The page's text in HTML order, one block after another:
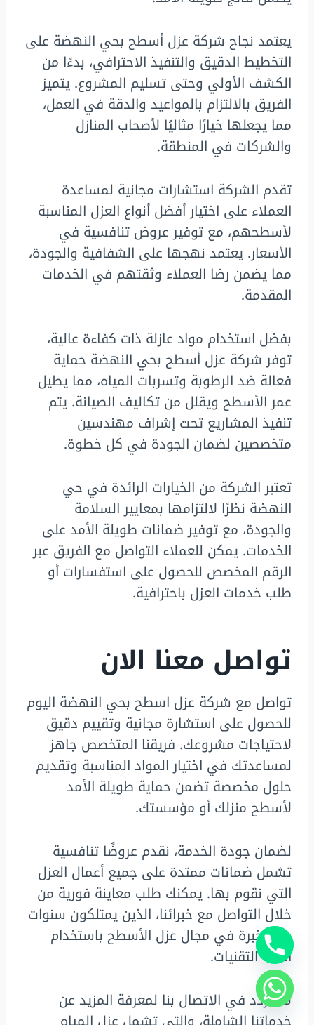
يعتمد نجاح شركة عزل أسطح بحي النهضة على
التخطيط الدقيق والتنفيذ الاحترافي، بدءًا من
الكشف الأولي وحتى تسليم المشروع. يتميز
الفريق بالالتزام بالمواعيد والدقة في العمل،
مما يجعلها خيارًا مثاليًا لأصحاب المنازل
والشركات في المنطقة.
تقدم الشركة استشارات مجانية لمساعدة
العملاء على اختيار أفضل أنواع العزل المناسبة
لأسطحهم، مع توفير عروض تنافسية في
الأسعار. يعتمد نهجها على الشفافية والجودة،
مما يضمن رضا العملاء وثقتهم في الخدمات
المقدمة.
بفضل استخدام مواد عازلة ذات كفاءة عالية،
توفر شركة عزل أسطح بحي النهضة حماية
فعالة ضد الرطوبة وتسربات المياه، مما يطيل
عمر الأسطح ويقلل من تكاليف الصيانة. يتم
تنفيذ المشاريع تحت إشراف مهندسين
متخصصين لضمان الجودة في كل خطوة.
تعتبر الشركة من الخيارات الرائدة في حي
النهضة نظرًا لالتزامها بمعايير السلامة
والجودة، مع توفير ضمانات طويلة الأمد على
الخدمات. يمكن للعملاء التواصل مع الفريق عبر
الرقم المخصص للحصول على استفسارات أو
طلب خدمات العزل باحترافية.
تواصل معنا الان
تواصل مع شركة عزل اسطح بحي النهضة اليوم
للحصول على استشارة مجانية وتقييم دقيق
لاحتياجات مشروعك. فريقنا المتخصص جاهز
لمساعدتك في اختيار المواد المناسبة وتقديم
حلول مخصصة تضمن حماية طويلة الأمد
لأسطح منزلك أو مؤسستك.
لضمان جودة الخدمة، نقدم عروضًا تنافسية
تشمل ضمانات ممتدة على جميع أعمال العزل
التي نقوم بها. يمكنك طلب معاينة فورية من
خلال التواصل مع خبرائنا، الذين يمتلكون سنوات
من الخبرة في مجال عزل الأسطح باستخدام
أحدث التقنيات.
لا تتردد في الاتصال بنا لمعرفة المزيد عن